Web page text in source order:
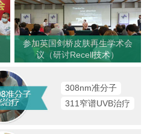
参加英国剑桥皮肤再生学术会
议（研讨Recell技术）
308nm准分子
311窄谱UVB治疗